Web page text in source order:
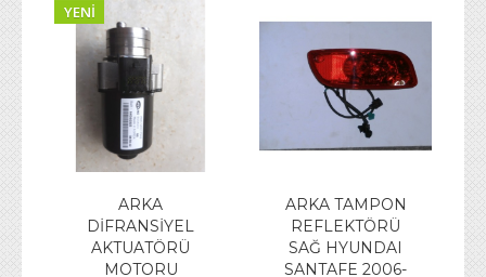
ARKA
DİFRANSİYEL
AKTUATÖRÜ
MOTORU
YENI
ARKA TAMPON
REFLEKTÖRÜ
SAĞ HYUNDAI
SANTAFE 2006-